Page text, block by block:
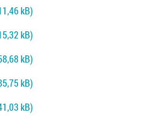
kB)
kB)
kB)
kB)
kB)